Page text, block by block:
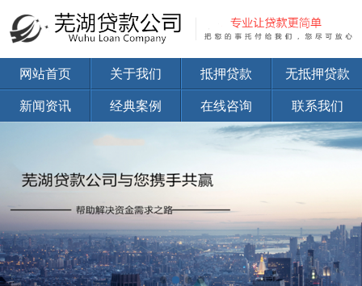
网站首页 关于我们 抵押贷款 无抵押贷款
新闻资讯 经典案例 在线咨询 联系我们